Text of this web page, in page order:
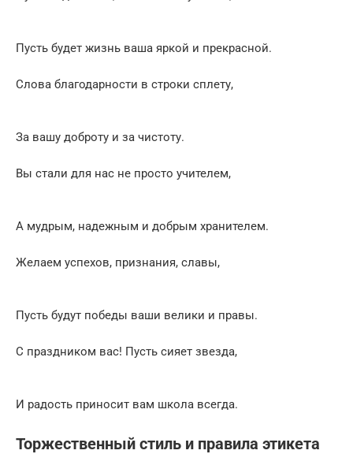
Пусть будет жизнь ваша яркой и прекрасной.
Слова благодарности в строки сплету,
За вашу доброту и за чистоту.
Вы стали для нас не просто учителем,
А мудрым, надежным и добрым хранителем.
Желаем успехов, признания, славы,
Пусть будут победы ваши велики и правы.
С праздником вас! Пусть сияет звезда,
И радость приносит вам школа всегда.
Торжественный стиль и правила этикета